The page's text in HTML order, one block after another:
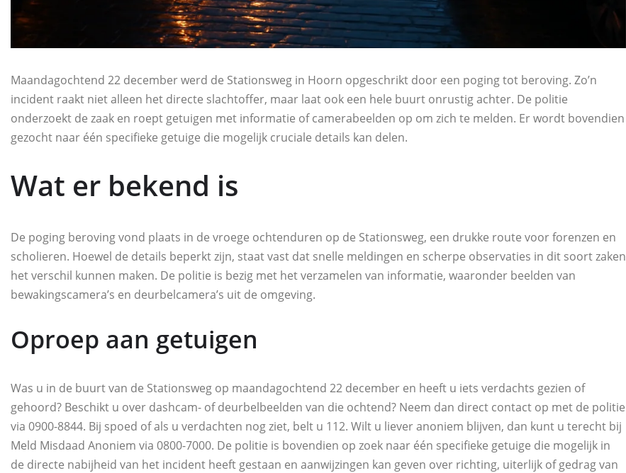
Maandagochtend 22 december werd de Stationsweg in Hoorn opgeschrikt door een poging tot beroving. Zo’n
incident raakt niet alleen het directe slachtoffer, maar laat ook een hele buurt onrustig achter. De politie
onderzoekt de zaak en roept getuigen met informatie of camerabeelden op om zich te melden. Er wordt bovendien
gezocht naar één specifieke getuige die mogelijk cruciale details kan delen.
Wat er bekend is
De poging beroving vond plaats in de vroege ochtenduren op de Stationsweg, een drukke route voor forenzen en
scholieren. Hoewel de details beperkt zijn, staat vast dat snelle meldingen en scherpe observaties in dit soort zaken
het verschil kunnen maken. De politie is bezig met het verzamelen van informatie, waaronder beelden van
bewakingscamera’s en deurbelcamera’s uit de omgeving.
Oproep aan getuigen
Was u in de buurt van de Stationsweg op maandagochtend 22 december en heeft u iets verdachts gezien of
gehoord? Beschikt u over dashcam- of deurbelbeelden van die ochtend? Neem dan direct contact op met de politie
via 0900-8844. Bij spoed of als u verdachten nog ziet, belt u 112. Wilt u liever anoniem blijven, dan kunt u terecht bij
Meld Misdaad Anoniem via 0800-7000. De politie is bovendien op zoek naar één specifieke getuige die mogelijk in
de directe nabijheid van het incident heeft gestaan en aanwijzingen kan geven over richting, uiterlijk of gedrag van